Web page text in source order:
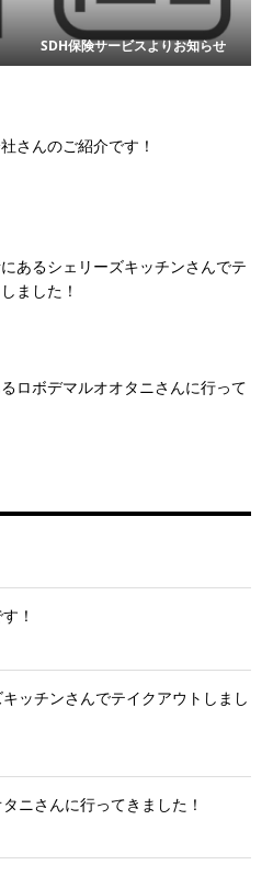
SDH保険サービスよりお知らせ
さんのご紹介です！
あるシェリーズキッチンさんでテ
ました！
ロボデマルオオタニさんに行って
！
ッチンさんでテイクアウトしまし
ニさんに行ってきました！